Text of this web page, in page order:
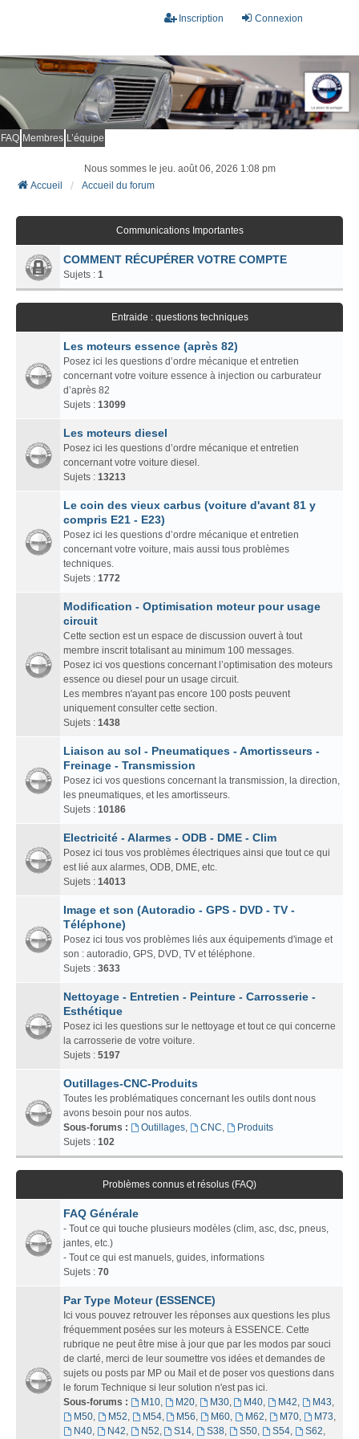
Connexion
Inscription
FAQ Membres L’équipe
Nous sommes le jeu. août 06, 2026 1:08 pm
Accueil
Accueil du forum
Communications Importantes
COMMENT RÉCUPÉRER VOTRE COMPTE
Sujets : 1
Entraide : questions techniques
Les moteurs essence (après 82)
Posez ici les questions d’ordre mécanique et entretien
concernant votre voiture essence à injection ou carburateur
d’après 82
Sujets : 13099
Les moteurs diesel
Posez ici les questions d’ordre mécanique et entretien
concernant votre voiture diesel.
Sujets : 13213
Le coin des vieux carbus (voiture d'avant 81 y
compris E21 - E23)
Posez ici les questions d’ordre mécanique et entretien
concernant votre voiture, mais aussi tous problèmes
techniques.
Sujets : 1772
Modification - Optimisation moteur pour usage
circuit
Cette section est un espace de discussion ouvert à tout
membre inscrit totalisant au minimum 100 messages.
Posez ici vos questions concernant l’optimisation des moteurs
essence ou diesel pour un usage circuit.
Les membres n'ayant pas encore 100 posts peuvent
uniquement consulter cette section.
Sujets : 1438
Liaison au sol - Pneumatiques - Amortisseurs -
Freinage - Transmission
Posez ici vos questions concernant la transmission, la direction,
les pneumatiques, et les amortisseurs.
Sujets : 10186
Electricité - Alarmes - ODB - DME - Clim
Posez ici tous vos problèmes électriques ainsi que tout ce qui
est lié aux alarmes, ODB, DME, etc.
Sujets : 14013
Image et son (Autoradio - GPS - DVD - TV -
Téléphone)
Posez ici tous vos problèmes liés aux équipements d'image et
son : autoradio, GPS, DVD, TV et téléphone.
Sujets : 3633
Nettoyage - Entretien - Peinture - Carrosserie -
Esthétique
Posez ici les questions sur le nettoyage et tout ce qui concerne
la carrosserie de votre voiture.
Sujets : 5197
Outillages-CNC-Produits
Toutes les problématiques concernant les outils dont nous
avons besoin pour nos autos.
Sous-forums :
Outillages, CNC,
Produits
Sujets : 102
Problèmes connus et résolus (FAQ)
FAQ Générale
- Tout ce qui touche plusieurs modèles (clim, asc, dsc, pneus,
jantes, etc.)
- Tout ce qui est manuels, guides, informations
Sujets : 70
Par Type Moteur (ESSENCE)
Ici vous pouvez retrouver les réponses aux questions les plus
fréquemment posées sur les moteurs à ESSENCE. Cette
rubrique ne peut être mise à jour que par les modos par souci
de clarté, merci de leur soumettre vos idées et demandes de
sujets ou posts par MP ou Mail et de poser vos questions dans
le forum Technique si leur solution n'est pas ici.
Sous-forums :
M10, M20, M30, M40, M42, M43,
M50, M52, M54, M56, M60, M62, M70, M73,
N40, N42, N52, S14, S38, S50, S54, S62,